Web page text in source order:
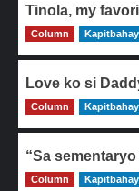
Tinola, my
0
Column Kapitbahay
Love ko si
0
Column Kapitbahay
“Sa
0
Column Kapitbahay